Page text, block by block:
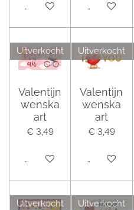
Houd mij op de hoogte
Houd mij
Uitverkocht
Valentijn
wenska
art
€ 3,49
Houd mij op de hoogte
Uitverkocht
Valentijn
wenska
art
€ 3,49
Houd mij
Uitverkocht Uitverkocht